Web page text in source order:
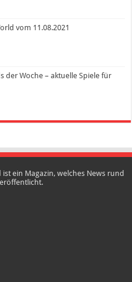
vom 11.08.2021
der Woche – aktuelle Spiele für
ein Magazin, welches News rund